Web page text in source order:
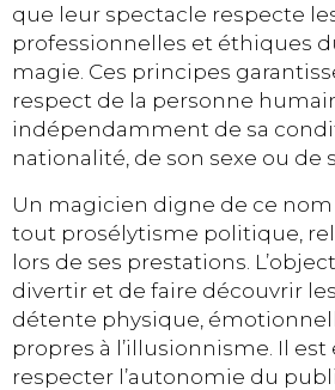
que leur spectacle respecte
professionnelles et éthiques
magie. Ces principes
respect de la personne
indépendamment de sa
nationalité, de son sexe ou de
Un magicien digne de ce nom
tout prosélytisme politique,
lors de ses prestations.
divertir et de faire découvrir
détente physique,
propres à l’illusionnisme. Il
respecter l’autonomie du